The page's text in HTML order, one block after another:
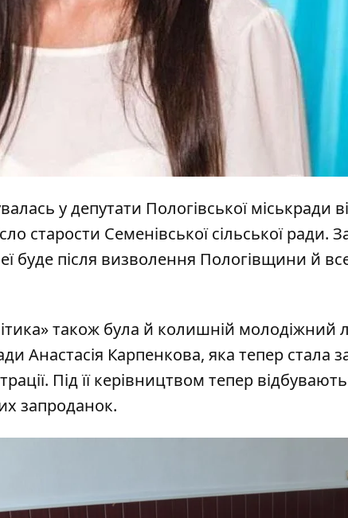
у депутати Пологівської міськради
старости Семенівської сільської
буде після визволення Пологівщини й
також була й колишній молодіжний
Анастасія Карпенкова, яка тепер стала
Під її керівництвом тепер
запроданок.